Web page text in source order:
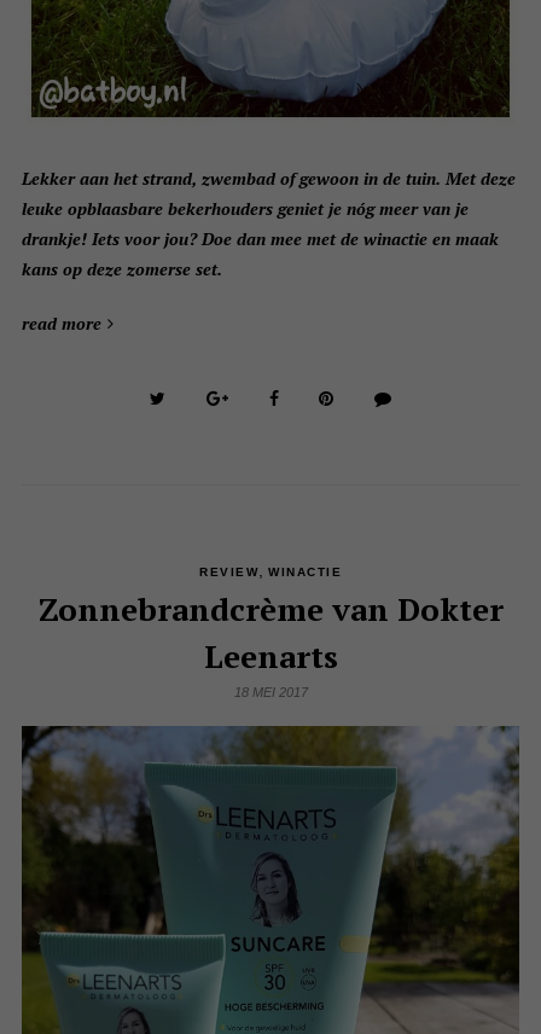
Lekker aan het strand, zwembad of gewoon in de tuin. Met deze
leuke opblaasbare bekerhouders geniet je nóg meer van je
drankje! Iets voor jou? Doe dan mee met de winactie en maak
kans op deze zomerse set.
read more
REVIEW, WINACTIE
Zonnebrandcrème van Dokter
Leenarts
18 MEI 2017